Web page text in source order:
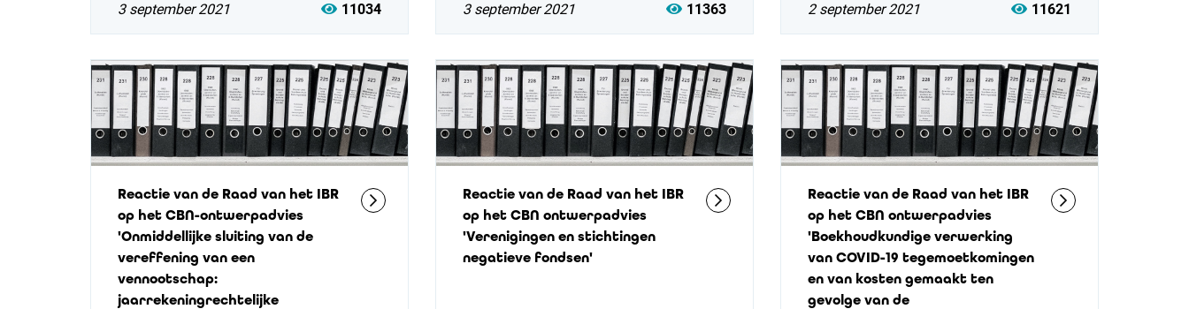
3 september 2021 11034 3 september 2021 11363 2 september 2021 11621
Reactie van de Raad van het IBR
op het CBN-ontwerpadvies
'Onmiddellijke sluiting van de
vereffening van een
vennootschap:
jaarrekeningrechtelijke
Reactie van de Raad van het IBR
op het CBN ontwerpadvies
'Verenigingen en stichtingen
negatieve fondsen'
Reactie van de Raad van het IBR
op het CBN ontwerpadvies
'Boekhoudkundige verwerking
van COVID-19 tegemoetkomingen
en van kosten gemaakt ten
gevolge van de